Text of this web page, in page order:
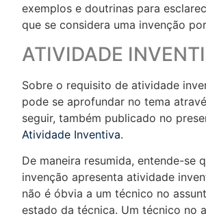
exemplos e doutrinas para
que se considera uma invenção
ATIVIDADE
Sobre o requisito de atividade
pode se aprofundar no tema
seguir, também publicado no
Atividade Inventiva.
De maneira resumida, entende-se
invenção apresenta atividade
não é óbvia a um técnico no
estado da técnica. Um técnico no